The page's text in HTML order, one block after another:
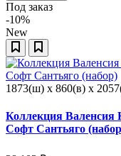
Под заказ
-10%
New
1873(ш) x 860(в) x
Коллекция Валенсия
Софт Сантьяго